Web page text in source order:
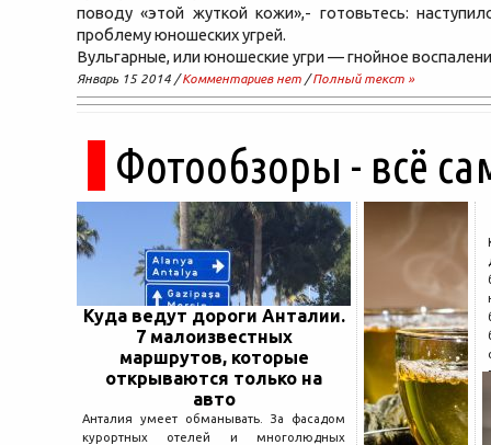
поводу «этой жуткой кожи»,- готовьтесь:
проблему юношеских угрей.
Вульгарные, или юношеские угри — гнойное
Январь 15 2014 /Комментариев нет /Полный текст »
Фотообзоры - всё
Куда ведут дороги Анталии.
7 малоизвестных
маршрутов, которые
открываются только на
авто
Анталия умеет обманывать. За фасадом
курортных отелей и многолюдных